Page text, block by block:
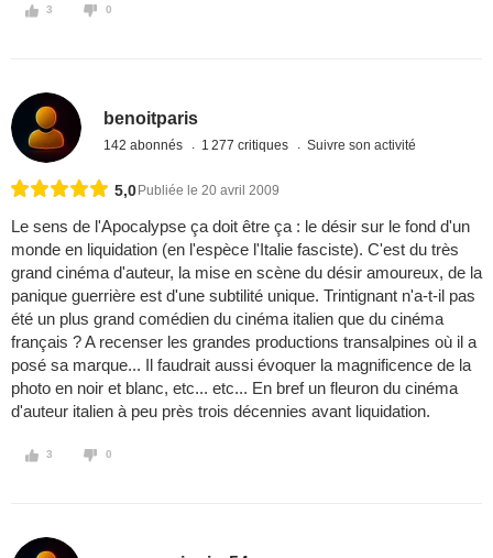
3 0
benoitparis
142 abonnés 1 277 critiques Suivre son activité
5,0 Publiée le 20 avril 2009
Le sens de l'Apocalypse ça doit être ça : le désir sur le fond d'un
monde en liquidation (en l'espèce l'Italie fasciste). C'est du très
grand cinéma d'auteur, la mise en scène du désir amoureux, de la
panique guerrière est d'une subtilité unique. Trintignant n'a-t-il pas
été un plus grand comédien du cinéma italien que du cinéma
français ? A recenser les grandes productions transalpines où il a
posé sa marque... Il faudrait aussi évoquer la magnificence de la
photo en noir et blanc, etc... etc... En bref un fleuron du cinéma
d'auteur italien à peu près trois décennies avant liquidation.
3 0